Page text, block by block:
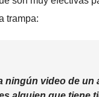
trampa:
ningún video de un